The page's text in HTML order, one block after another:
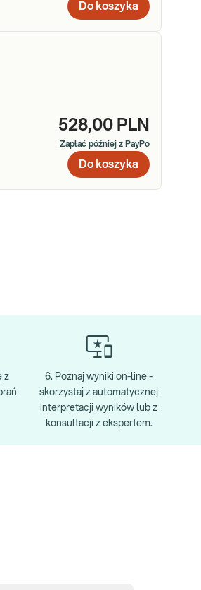
Do koszyka
528,00 PLN
Zapłać później z PayPo
Do koszyka
z
6. Poznaj wyniki on-line -
skorzystaj z automatycznej
interpretacji wyników lub z
konsultacji z ekspertem.